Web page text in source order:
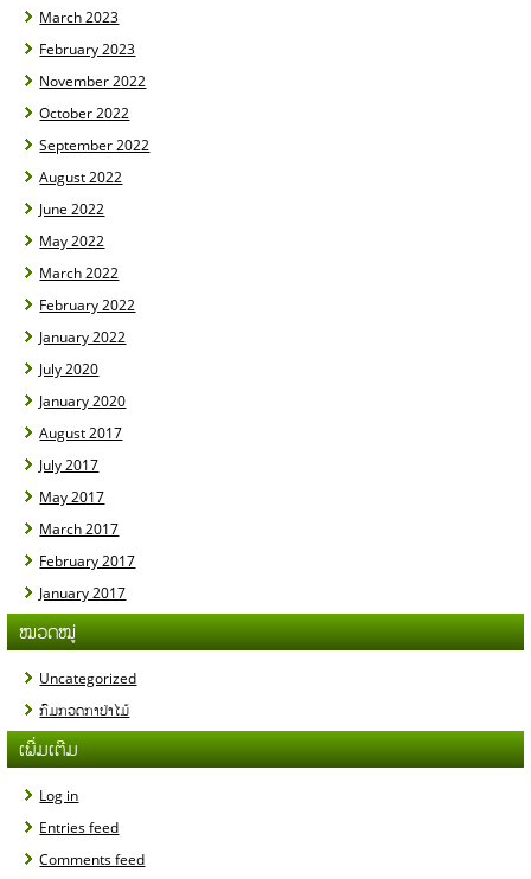
March 2023
February 2023
November 2022
October 2022
September 2022
August 2022
June 2022
May 2022
March 2022
February 2022
January 2022
July 2020
January 2020
August 2017
July 2017
May 2017
March 2017
February 2017
January 2017
ໝວດໝູ່
Uncategorized
ກົມກວດກາປ່າໄມ້
ເພີ່ມເຕີມ
Log in
Entries feed
Comments feed